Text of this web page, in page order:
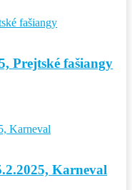
Prejtské fašiangy
Karneval